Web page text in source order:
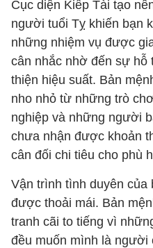
Cục diện Kiếp Tài tạo
người tuổi Tỵ khiến bạn
những nhiệm vụ được
cân nhắc nhờ đến sự hỗ
thiện hiệu suất. Bản
nho nhỏ từ những trò
nghiệp và những người
chưa nhận được khoản
cân đối chi tiêu cho phù
Vận trình tình duyên của
được thoải mái. Bản
tranh cãi to tiếng vì
đều muốn mình là người